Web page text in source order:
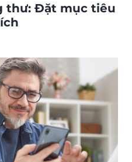
thư: Đặt mục tiêu